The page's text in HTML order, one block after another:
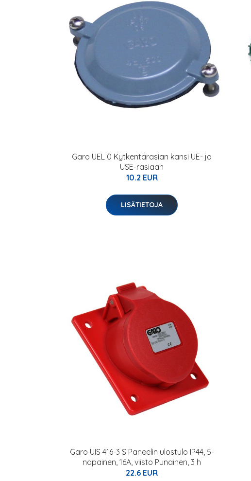
Garo UEL 0 Kytkentärasian kansi UE- ja
USE-rasiaan
10.2 EUR
LISÄTIETOJA
Garo UIS 416-3 S Paneelin ulostulo IP44, 5-
napainen, 16A, viisto Punainen, 3 h
22.6 EUR